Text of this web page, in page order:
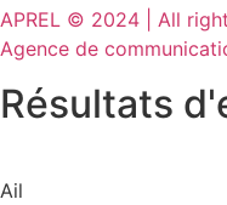
APREL © 2024 | All
Agence de
Résultats
Ail